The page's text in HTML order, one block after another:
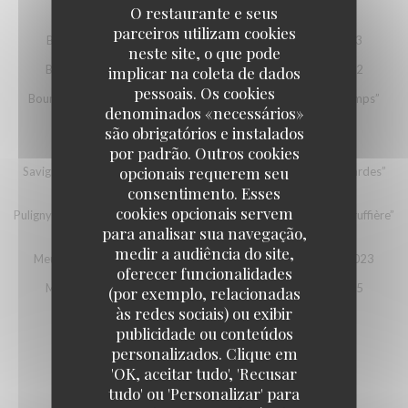
O restaurante e seus
parceiros utilizam cookies
neste site, o que pode
implicar na coleta de dados
pessoais. Os cookies
denominados «necessários»
são obrigatórios e instalados
por padrão. Outros cookies
opcionais requerem seu
consentimento. Esses
cookies opcionais servem
para analisar sua navegação,
medir a audiência do site,
oferecer funcionalidades
(por exemplo, relacionadas
às redes sociais) ou exibir
publicidade ou conteúdos
personalizados. Clique em
'OK, aceitar tudo', 'Recusar
tudo' ou 'Personalizar' para
Saint Véran Les Héritiers du Comte Lafon 2024
Bourgogne Aligoté Domaine Sylvain Cathiard et Fils 2023
Bourgogne Domaine Camille Thiriet “Confidentielle” 2022
Bourgogne Domaine Thomas-Collardot “La Plante des Champs”
2022
Savigny-les-Beaune Domaine Simon Bize et fils 2020
Savigny-les-Beaune Domaine Prieuré Roch “Dessus Les Gollardes”
2020
Puligny-Montrachet 1er cru Domaine Benoît Ente “Clos de la Truffière”
2021
Meursault Domaine des Comtes Lafon “Clos de la Barre” 2023
Meursault Domaine Arnaud Ente “Clos des Ambres” 2015
VIN DE FRANCE
HITO